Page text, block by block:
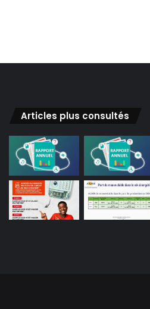
Articles plus consultés